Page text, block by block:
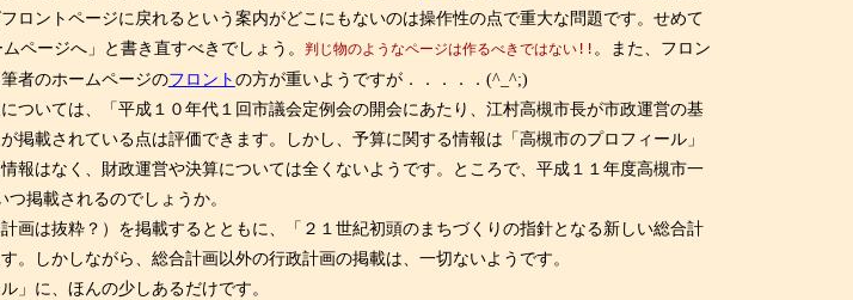
ロントページに戻れるという案内がどこにもないのは操作性の点で重大な問題です。せめて
ページへ」と書き直すべきでしょう。
判じ物のようなページは作るべきではない!! 。また、フロン
者のホームページのフロントの方が重いようですが．．．．．(^_^;)
いては、「平成１０年代１回市議会定例会の開会にあたり、江村高槻市長が市政運営の基
載されている点は評価できます。しかし、予算に関する情報は「高槻市のプロフィール」
報はなく、財政運営や決算については全くないようです。ところで、平成１１年度高槻市一
掲載されるのでしょうか。
は抜粋？）を掲載するとともに、「２１世紀初頭のまちづくりの指針となる新しい総合計
しかしながら、総合計画以外の行政計画の掲載は、一切ないようです。
に、ほんの少しあるだけです。